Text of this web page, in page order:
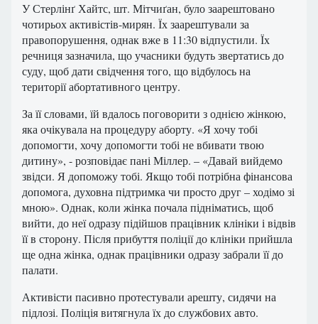
У Стерлінґ Хайтс, шт. Мітчиґан, було заарештовано
чотирьох активістів-мирян. Їх заарештували за
правопорушення, однак вже в 11:30 відпустили. Їх
речниця зазначила, що учасники будуть звертатись до
суду, щоб дати свідчення того, що відбулось на
території абортативного центру.
За її словами, їй вдалось поговорити з однією жінкою,
яка очікувала на процедуру аборту. «Я хочу тобі
допомогти, хочу допомогти тобі не вбивати твою
дитину», - розповідає пані Міллер. – «Давай вийдемо
звідси. Я допоможу тобі. Якщо тобі потрібна фінансова
допомога, духовна підтримка чи просто друг – ходімо зі
мною». Однак, коли жінка почала підніматись, щоб
вийти, до неї одразу підійшов працівник клініки і відвів
її в сторону. Після прибуття поліції до клініки прийшла
ще одна жінка, однак працівники одразу забрали її до
палати.
Активісти пасивно протестували арешту, сидячи на
підлозі. Поліція витягнула їх до службових авто.